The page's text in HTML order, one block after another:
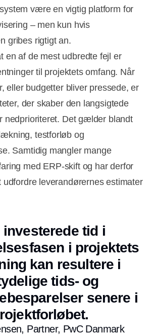
være en vigtig platform for
– men kun hvis
gribes rigtigt an.
en af de mest udbredte fejl er
til projektets omfang. Når
eller budgetter bliver pressede, er
der skaber den langsigtede
nedprioriteret. Det gælder blandt
testforløb og
Samtidig mangler mange
med ERP-skift og har derfor
udfordre leverandørernes estimater
investerede tid i
i projektets
kan resultere i
tids- og
senere i
Partner, PwC Danmark